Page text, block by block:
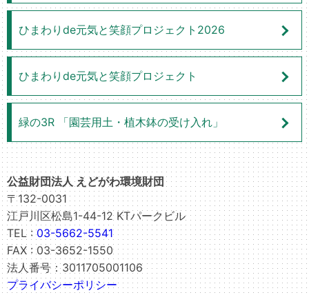
ひまわりde元気と笑顔プロジェクト2026
ひまわりde元気と笑顔プロジェクト
緑の3R 「園芸用土・植木鉢の受け入れ」
公益財団法人 えどがわ環境財団
〒132-0031
江戸川区松島1-44-12 KTパークビル
TEL :03-5662-5541
FAX : 03-3652-1550
法人番号：3011705001106
プライバシーポリシー